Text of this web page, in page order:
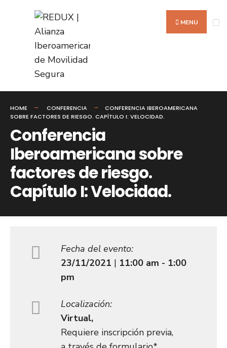
content
MENU
HOME CONFERENCIA
CONFERENCIA IBEROAMERICANA
SOBRE FACTORES DE RIESGO. CAPÍTULO I: VELOCIDAD.
Conferencia
Iberoamericana sobre
factores de riesgo.
Capítulo I: Velocidad.
Fecha del evento:
23/11/2021 | 11:00 am - 1:00
pm
Localización:
Virtual,
Requiere inscripción previa,
for: